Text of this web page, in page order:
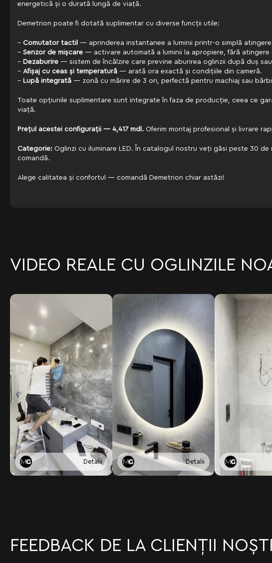
energetică și o durată lungă de viață.
Demetrion poate fi dotată suplimentar cu diverse funcții utile:
– Comutator tactil — aprinderea instantanee a luminii printr-o simplă
– Senzor de mișcare — activare automată a luminii la apropiere, fără atingere
– Dezaburire — sistem de încălzire care previne aburirea oglinzii după duș
– Afișaj cu ceas și temperatură — arată ora exactă și condițiile din cameră.
– Lupă integrată — zonă cu mărire de 3 ori, perfectă pentru machiaj sau
Toate opțiunile suplimentare sunt integrate în faza de producție, ceea ce
viață.
Prețul acestei configurații — 4,417 mdl. Oferim montaj profesional și livrare
Categorie: Oglinzi cu iluminare LED. În catalogul nostru veți găsi peste 30
comandă.
Alege calitatea și confortul — comandă Demetrion chiar astăzi!
VIDEO REALE CU OGLINZILE
Detalii Detalii
FEEDBACK DE LA CLIENȚII